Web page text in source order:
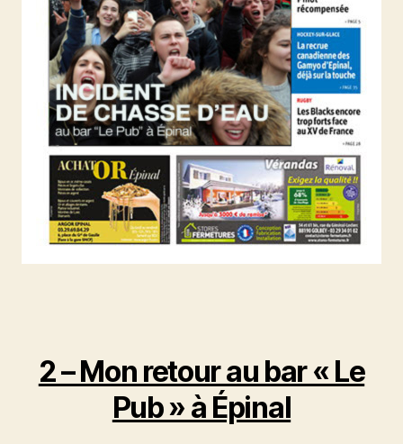
2 – Mon retour au bar « Le
Pub » à Épinal